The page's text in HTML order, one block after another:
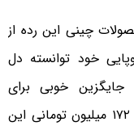
چینی این رده از
خود توانسته دل
خوبی برای
خودروهای کره‌ای باشد. با توجه به قیمت ۱۷۲ میلیون تومانی این